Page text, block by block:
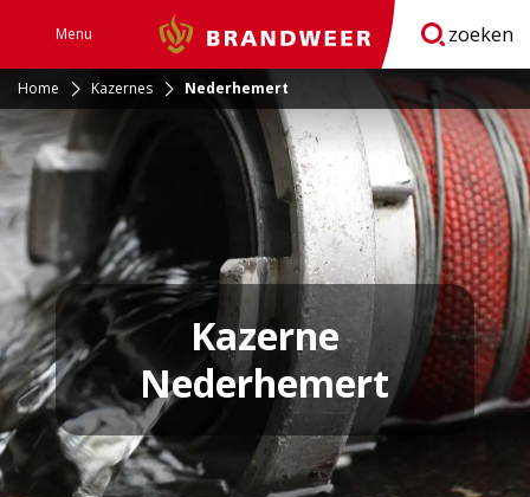
Menu Brandweer zoeken
Home Kazernes Nederhemert
Kazerne
Nederhemert